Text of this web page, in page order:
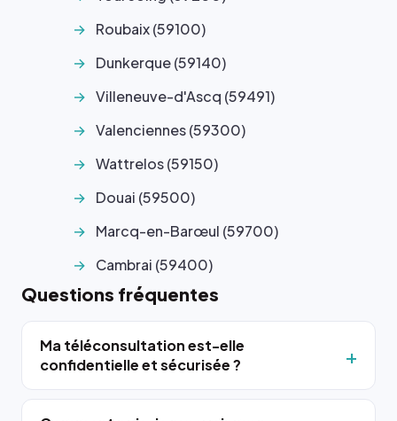
Roubaix (59100)
Dunkerque (59140)
Villeneuve-d'Ascq (59491)
Valenciennes (59300)
Wattrelos (59150)
Douai (59500)
Marcq-en-Barœul (59700)
Cambrai (59400)
Questions fréquentes
Ma téléconsultation est-elle
confidentielle et sécurisée ?